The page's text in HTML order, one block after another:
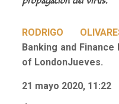
RODRIGO
Banking and
of LondonJueves.
21 mayo 2020, 11:22